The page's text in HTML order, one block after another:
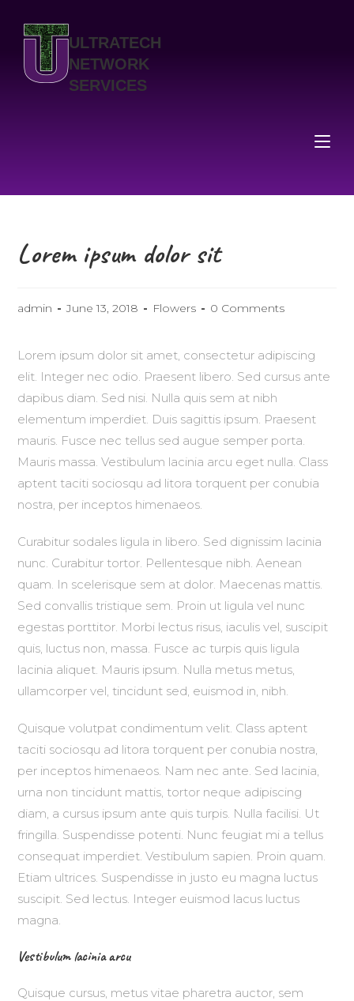
ULTRATECH
NETWORK
SERVICES
Lorem ipsum dolor sit
admin June 13, 2018 Flowers 0 Comments
Lorem ipsum dolor sit amet, consectetur adipiscing
elit. Integer nec odio. Praesent libero. Sed cursus ante
dapibus diam. Sed nisi. Nulla quis sem at nibh
elementum imperdiet. Duis sagittis ipsum. Praesent
mauris. Fusce nec tellus sed augue semper porta.
Mauris massa. Vestibulum lacinia arcu eget nulla. Class
aptent taciti sociosqu ad litora torquent per conubia
nostra, per inceptos himenaeos.
Curabitur sodales ligula in libero. Sed dignissim lacinia
nunc. Curabitur tortor. Pellentesque nibh. Aenean
quam. In scelerisque sem at dolor. Maecenas mattis.
Sed convallis tristique sem. Proin ut ligula vel nunc
egestas porttitor. Morbi lectus risus, iaculis vel, suscipit
quis, luctus non, massa. Fusce ac turpis quis ligula
lacinia aliquet. Mauris ipsum. Nulla metus metus,
ullamcorper vel, tincidunt sed, euismod in, nibh.
Quisque volutpat condimentum velit. Class aptent
taciti sociosqu ad litora torquent per conubia nostra,
per inceptos himenaeos. Nam nec ante. Sed lacinia,
urna non tincidunt mattis, tortor neque adipiscing
diam, a cursus ipsum ante quis turpis. Nulla facilisi. Ut
fringilla. Suspendisse potenti. Nunc feugiat mi a tellus
consequat imperdiet. Vestibulum sapien. Proin quam.
Etiam ultrices. Suspendisse in justo eu magna luctus
suscipit. Sed lectus. Integer euismod lacus luctus
magna.
Vestibulum lacinia arcu
Quisque cursus, metus vitae pharetra auctor, sem